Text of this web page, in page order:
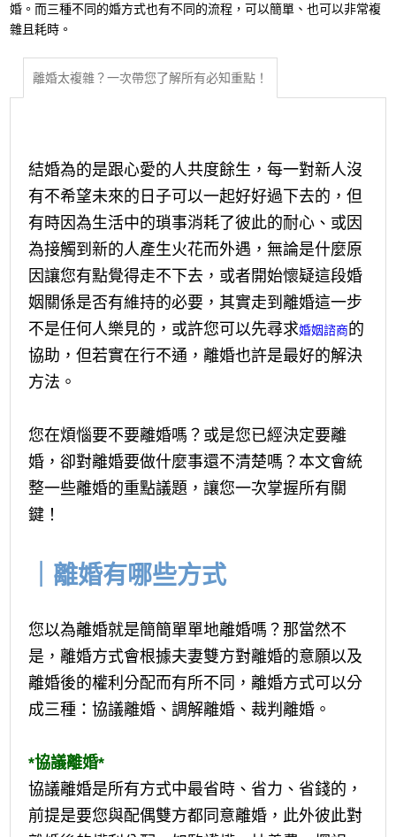
婚。而三種不同的婚方式也有不同的流程，可以簡單、也可以非常複
雜且耗時。
離婚太複雜？一次帶您了解所有必知重點！
結婚為的是跟心愛的人共度餘生，每一對新人沒
有不希望未來的日子可以一起好好過下去的，但
有時因為生活中的瑣事消耗了彼此的耐心、或因
為接觸到新的人產生火花而外遇，無論是什麼原
因讓您有點覺得走不下去，或者開始懷疑這段婚
姻關係是否有維持的必要，其實走到離婚這一步
不是任何人樂見的，或許您可以先尋求婚姻諮商的
協助，但若實在行不通，離婚也許是最好的解決
方法。
您在煩惱要不要離婚嗎？或是您已經決定要離
婚，卻對離婚要做什麼事還不清楚嗎？本文會統
整一些離婚的重點議題，讓您一次掌握所有關
鍵！
｜離婚有哪些方式
您以為離婚就是簡簡單單地離婚嗎？那當然不
是，離婚方式會根據夫妻雙方對離婚的意願以及
離婚後的權利分配而有所不同，離婚方式可以分
成三種：協議離婚、調解離婚、裁判離婚。
*協議離婚*
協議離婚是所有方式中最省時、省力、省錢的，
前提是要您與配偶雙方都同意離婚，此外彼此對